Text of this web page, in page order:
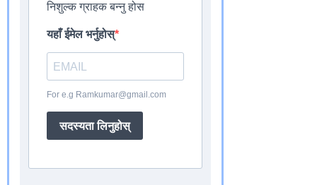
निशुल्क ग्राहक बन्नु होस
यहाँ ईमेल भर्नुहोस्
For e.g Ramkumar@gmail.com
सदस्यता लिनुहोस्